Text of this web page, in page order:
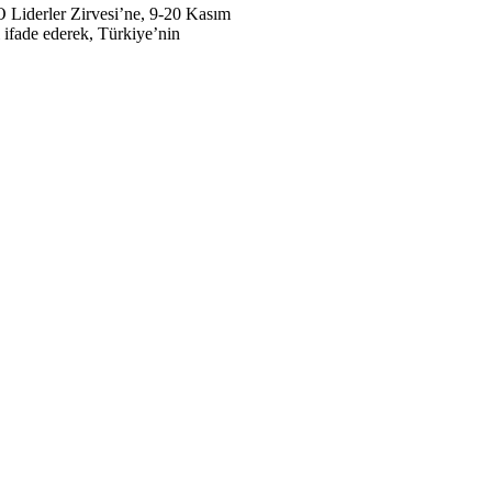
Liderler Zirvesi’ne, 9-20 Kasım
ederek, Türkiye’nin